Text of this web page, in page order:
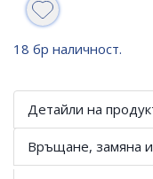
18 бр наличност.
Детайли на
Връщане, замяна